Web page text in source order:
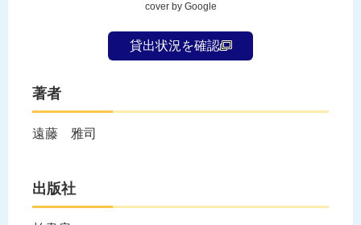
cover by Google
貸出状況を確認
著者
遠藤 雅司
出版社